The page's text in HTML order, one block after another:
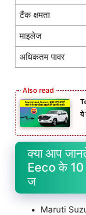
टैंक क्षमता
माइलेज
अधिकतम पावर
ये
क्या आप
Eeco के
ज
Maruti